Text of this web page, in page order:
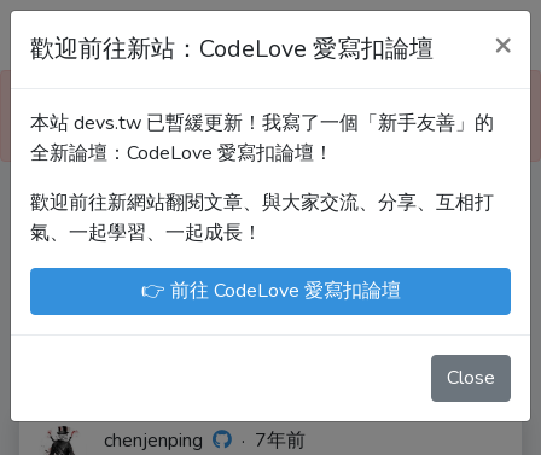
Devs.tw 寫程式討論區
請到新網站「CodeLove 愛寫扣論壇」！
Devs.tw 是讓工程師寫筆記、網誌的平台。歡迎
您隨手紀錄、寫作，方便日後搜尋！
尤川豪
Enoxs
chenjenping
chenjenping · 7年前
歡迎前往新站：CodeLove 愛寫扣論壇 ×
本站 devs.tw 已暫緩更新！我寫了一個「新手友善」的
全新論壇：CodeLove 愛寫扣論壇！
歡迎前往新網站翻閱文章、與大家交流、分享、互相打
氣、一起學習、一起成長！
👉 前往 CodeLove 愛寫扣論壇
Close